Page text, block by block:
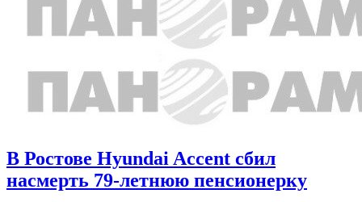
В Ростове Hyundai Accent сбил
насмерть 79-летнюю пенсионерку